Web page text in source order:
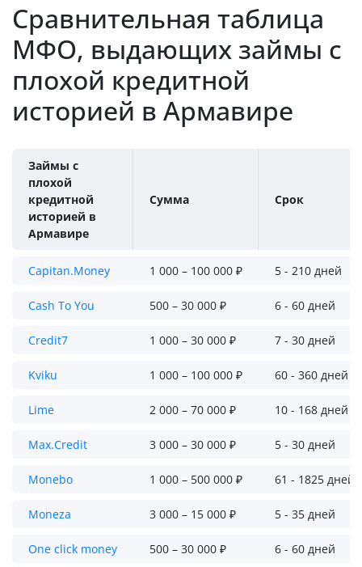
Сравнительная таблица
МФО, выдающих займы с
плохой кредитной
историей в Армавире
Займы с
плохой
кредитной
историей в
Армавире
Сумма Срок
Capitan.Money 1 000 – 100 000 ₽ 5 - 210 дней
Cash To You 500 – 30 000 ₽ 6 - 60 дней
Credit7 1 000 – 30 000 ₽ 7 - 30 дней
Kviku 1 000 – 100 000 ₽ 60 - 360 дней
Lime 2 000 – 70 000 ₽ 10 - 168 дней
Max.Credit 3 000 – 30 000 ₽ 5 - 30 дней
Monebo 1 000 – 500 000 ₽ 61 - 1825 дней
Moneza 3 000 – 15 000 ₽ 5 - 35 дней
One click money 500 – 30 000 ₽ 6 - 60 дней